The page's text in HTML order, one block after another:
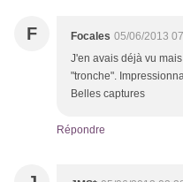
F Focales 05/06/2013
J'en avais déjà vu
"tronche".
Belles captures
Répondre